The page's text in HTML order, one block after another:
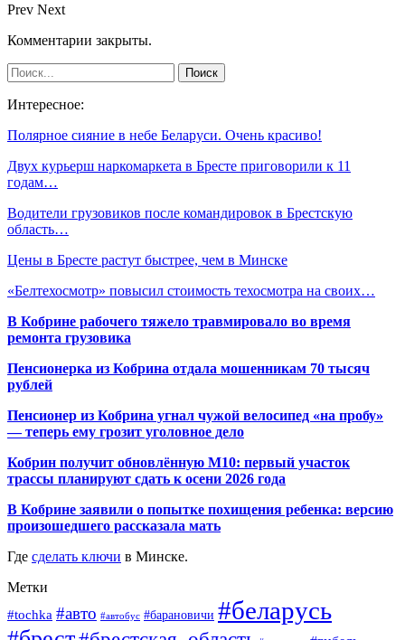
Prev Next
Комментарии закрыты.
Интересное:
Полярное сияние в небе Беларуси. Очень красиво!
Двух курьерш наркомаркета в Бресте приговорили к 11
годам…
Водители грузовиков после командировок в Брестскую
область…
Цены в Бресте растут быстрее, чем в Минске
«Белтехосмотр» повысил стоимость техосмотра на своих…
В Кобрине рабочего тяжело травмировало во время
ремонта грузовика
Пенсионерка из Кобрина отдала мошенникам 70 тысяч
рублей
Пенсионер из Кобрина угнал чужой велосипед «на пробу»
— теперь ему грозит уголовное дело
Кобрин получит обновлённую М10: первый участок
трассы планируют сдать к осени 2026 года
В Кобрине заявили о попытке похищения ребенка: версию
произошедшего рассказала мать
Где сделать ключи в Минске.
Метки
#tochka #авто #автобус #барановичи #беларусь